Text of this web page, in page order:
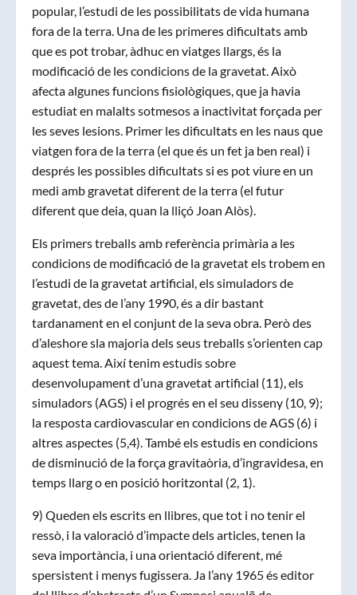
popular, l’estudi de les possibilitats de vida humana
fora de la terra. Una de les primeres dificultats amb
que es pot trobar, àdhuc en viatges llargs, és la
modificació de les condicions de la gravetat. Això
afecta algunes funcions fisiològiques, que ja havia
estudiat en malalts sotmesos a inactivitat forçada per
les seves lesions. Primer les dificultats en les naus que
viatgen fora de la terra (el que és un fet ja ben real) i
després les possibles dificultats si es pot viure en un
medi amb gravetat diferent de la terra (el futur
diferent que deia, quan la lliçó Joan Alòs).
Els primers treballs amb referència primària a les
condicions de modificació de la gravetat els trobem en
l’estudi de la gravetat artificial, els simuladors de
gravetat, des de l’any 1990, és a dir bastant
tardanament en el conjunt de la seva obra. Però des
d’aleshore sla majoria dels seus treballs s’orienten cap
aquest tema. Així tenim estudis sobre
desenvolupament d’una gravetat artificial (11), els
simuladors (AGS) i el progrés en el seu disseny (10, 9);
la resposta cardiovascular en condicions de AGS (6) i
altres aspectes (5,4). També els estudis en condicions
de disminució de la força gravitaòria, d’ingravidesa, en
temps llarg o en posició horitzontal (2, 1).
9) Queden els escrits en llibres, que tot i no tenir el
ressò, i la valoració d’impacte dels articles, tenen la
seva importància, i una orientació diferent, mé
spersistent i menys fugissera. Ja l’any 1965 és editor